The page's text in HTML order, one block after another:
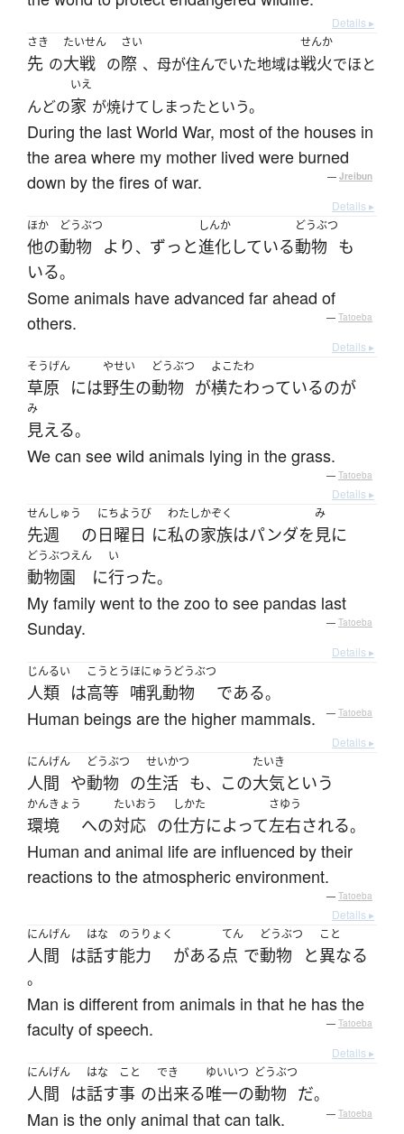
Details ▸
さき
先 の
たいせん
大戦 の
さい
際 、母が住んでいた地域は
せんか
戦火でほと
んどの
いえ
家 が焼けてしまったという。
During the last World War, most of the houses in
the area where my mother lived were burned
down by the fires of war.
— Jreibun
Details ▸
ほか
他の
どうぶつ
動物 より、 ずっと
しんか
進化している
どうぶつ
動物 も
いる。
Some animals have advanced far ahead of
others.
— Tatoeba
Details ▸
そうげん
草原 には
やせい
野生の
どうぶつ
動物 が
よこたわ
横たわっているのが
み
見える。
We can see wild animals lying in the grass.
— Tatoeba
Details ▸
せんしゅう
先週 の
にちようび
日曜日 に
わたし
私の
かぞく
家族はパンダを
み
見に
どうぶつえん
動物園 に
い
行った。
My family went to the zoo to see pandas last
Sunday.
— Tatoeba
Details ▸
じんるい
人類 は
こうとう
高等
ほにゅうどうぶつ
哺乳動物 である。
Human beings are the higher mammals. — Tatoeba
Details ▸
にんげん
人間 や
どうぶつ
動物 の
せいかつ
生活 も、 この
たいき
大気という
かんきょう
環境 への
たいおう
対応 の
しかた
仕方によって
さゆう
左右される。
Human and animal life are influenced by their
reactions to the atmospheric environment.
— Tatoeba
Details ▸
にんげん
人間 は
はな
話す
のうりょく
能力 がある
てん
点 で
どうぶつ
動物 と
こと
異なる
。
Man is different from animals in that he has the
faculty of speech.
— Tatoeba
Details ▸
にんげん
人間 は
はな
話す
こと
事 の
でき
出来る
ゆいいつ
唯一の
どうぶつ
動物 だ。
Man is the only animal that can talk. — Tatoeba